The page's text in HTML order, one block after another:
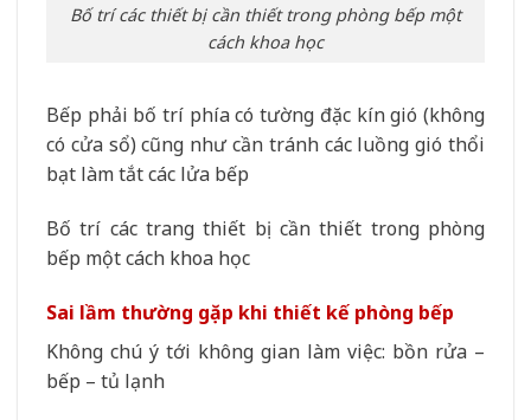
Bố trí các thiết bị cần thiết trong phòng bếp một
cách khoa học
Bếp phải bố trí phía có tường đặc kín gió (không
có cửa sổ) cũng như cần tránh các luồng gió thổi
bạt làm tắt các lửa bếp
Bố trí các trang thiết bị cần thiết trong phòng
bếp một cách khoa học
Sai lầm thường gặp khi thiết kế phòng bếp
Không chú ý tới không gian làm việc: bồn rửa –
bếp – tủ lạnh